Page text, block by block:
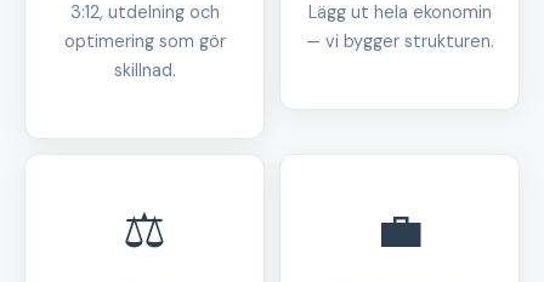
3:12, utdelning och
optimering som gör
skillnad.
Lägg ut hela ekonomin
— vi bygger strukturen.
⚖️ 💼